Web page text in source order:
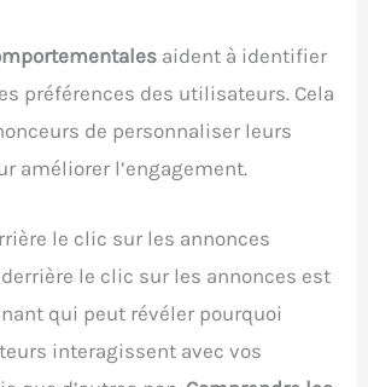
aident à identifier
préférences des utilisateurs. Cela
de personnaliser leurs
améliorer l’engagement.
le clic sur les annonces
le clic sur les annonces est
qui peut révéler pourquoi
interagissent avec vos